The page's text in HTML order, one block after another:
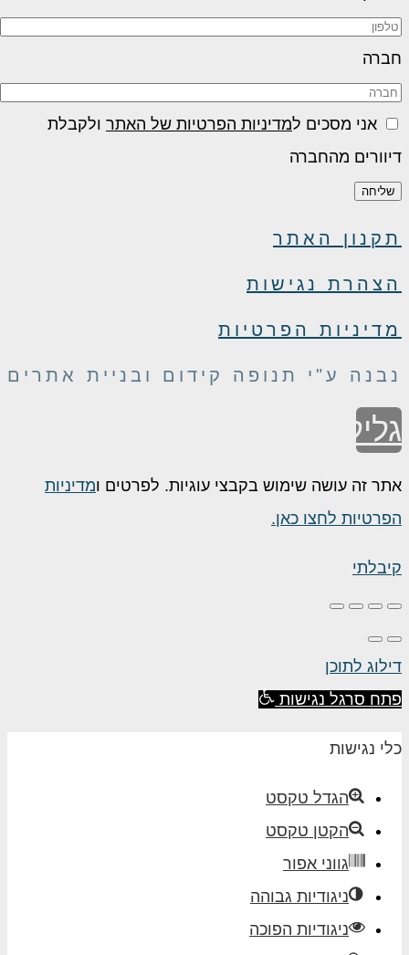
חברה
אני מסכים למדיניות הפרטיות של האתר ולקבלת
דיוורים מהחברה
שליחה
תקנון האתר
הצהרת נגישות
מדיניות הפרטיות
נבנה ע"י תנופה קידום ובניית אתרים
גלילה
לראש
העמוד
אתר זה עושה שימוש בקבצי עוגיות. לפרטים ומדיניות
הפרטיות לחצו כאן.
קיבלתי
דילוג לתוכן
פתח סרגל נגישות
כלי נגישות
הגדל טקסט
הקטן טקסט
גווני אפור
ניגודיות גבוהה
ניגודיות הפוכה